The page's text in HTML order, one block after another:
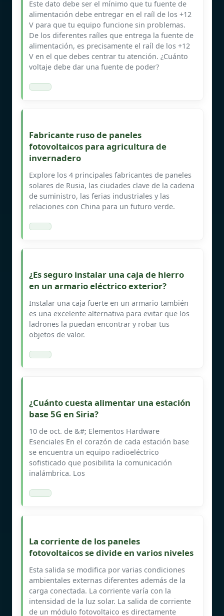
Este dato debe ser el mínimo que tu fuente de
alimentación debe entregar en el raíl de los +12
V para que tu equipo funcione sin problemas.
De los diferentes raíles que entrega la fuente de
alimentación, es precisamente el raíl de los +12
V en el que debes centrar tu atención. ¿Cuánto
voltaje debe dar una fuente de poder?
Fabricante ruso de paneles
fotovoltaicos para agricultura de
invernadero
Explore los 4 principales fabricantes de paneles
solares de Rusia, las ciudades clave de la cadena
de suministro, las ferias industriales y las
relaciones con China para un futuro verde.
¿Es seguro instalar una caja de hierro
en un armario eléctrico exterior?
Instalar una caja fuerte en un armario también
es una excelente alternativa para evitar que los
ladrones la puedan encontrar y robar tus
objetos de valor.
¿Cuánto cuesta alimentar una estación
base 5G en Siria?
10 de oct. de &#; Elementos Hardware
Esenciales En el corazón de cada estación base
se encuentra un equipo radioeléctrico
sofisticado que posibilita la comunicación
inalámbrica. Los
La corriente de los paneles
fotovoltaicos se divide en varios niveles
Esta salida se modifica por varias condiciones
ambientales externas diferentes además de la
carga conectada. La corriente varía con la
intensidad de la luz solar. La salida de corriente
de un módulo fotovoltaico es directamente